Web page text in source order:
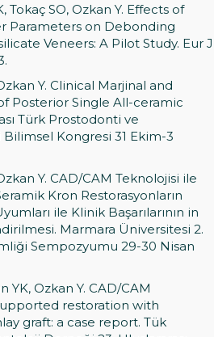
Tokaç SO, Ozkan Y. Effects of
Parameters on Debonding
Veneers: A Pilot Study. Eur J
Y. Clinical Marjinal and
Posterior Single All-ceramic
Türk Prostodonti ve
Kongresi 31 Ekim-3
Y. CAD/CAM Teknolojisi ile
Kron Restorasyonların
ile Klinik Başarılarının in
Marmara Üniversitesi 2.
Sempozyumu 29-30 Nisan
YK, Ozkan Y. CAD/CAM
restoration with
graft: a case report. Tük